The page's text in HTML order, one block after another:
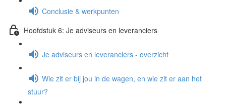
Conclusie & werkpunten
Hoofdstuk 6: Je adviseurs en leveranciers
Je adviseurs en leveranciers - overzicht
Wie zit er bij jou in de wagen, en wie zit er aan het
stuur?